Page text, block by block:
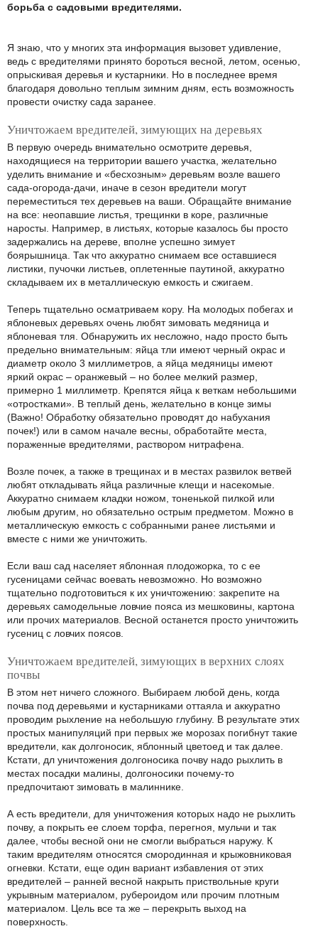
борьба с садовыми вредителями.
Я знаю, что у многих эта информация вызовет удивление,
ведь с вредителями принято бороться весной, летом, осенью,
опрыскивая деревья и кустарники. Но в последнее время
благодаря довольно теплым зимним дням, есть возможность
провести очистку сада заранее.
Уничтожаем вредителей, зимующих на деревьях
В первую очередь внимательно осмотрите деревья,
находящиеся на территории вашего участка, желательно
уделить внимание и «бесхозным» деревьям возле вашего
сада-огорода-дачи, иначе в сезон вредители могут
переместиться тех деревьев на ваши. Обращайте внимание
на все: неопавшие листья, трещинки в коре, различные
наросты. Например, в листьях, которые казалось бы просто
задержались на дереве, вполне успешно зимует
боярышница. Так что аккуратно снимаем все оставшиеся
листики, пучочки листьев, оплетенные паутиной, аккуратно
складываем их в металлическую емкость и сжигаем.
Теперь тщательно осматриваем кору. На молодых побегах и
яблоневых деревьях очень любят зимовать медяница и
яблоневая тля. Обнаружить их несложно, надо просто быть
предельно внимательным: яйца тли имеют черный окрас и
диаметр около 3 миллиметров, а яйца медяницы имеют
яркий окрас – оранжевый – но более мелкий размер,
примерно 1 миллиметр. Крепятся яйца к веткам небольшими
«отростками». В теплый день, желательно в конце зимы
(Важно! Обработку обязательно проводят до набухания
почек!) или в самом начале весны, обработайте места,
пораженные вредителями, раствором нитрафена.
Возле почек, а также в трещинах и в местах развилок ветвей
любят откладывать яйца различные клещи и насекомые.
Аккуратно снимаем кладки ножом, тоненькой пилкой или
любым другим, но обязательно острым предметом. Можно в
металлическую емкость с собранными ранее листьями и
вместе с ними же уничтожить.
Если ваш сад населяет яблонная плодожорка, то с ее
гусеницами сейчас воевать невозможно. Но возможно
тщательно подготовиться к их уничтожению: закрепите на
деревьях самодельные ловчие пояса из мешковины, картона
или прочих материалов. Весной останется просто уничтожить
гусениц с ловчих поясов.
Уничтожаем вредителей, зимующих в верхних слоях
почвы
В этом нет ничего сложного. Выбираем любой день, когда
почва под деревьями и кустарниками оттаяла и аккуратно
проводим рыхление на небольшую глубину. В результате этих
простых манипуляций при первых же морозах погибнут такие
вредители, как долгоносик, яблонный цветоед и так далее.
Кстати, дл уничтожения долгоносика почву надо рыхлить в
местах посадки малины, долгоносики почему-то
предпочитают зимовать в малиннике.
А есть вредители, для уничтожения которых надо не рыхлить
почву, а покрыть ее слоем торфа, перегноя, мульчи и так
далее, чтобы весной они не смогли выбраться наружу. К
таким вредителям относятся смородинная и крыжовниковая
огневки. Кстати, еще один вариант избавления от этих
вредителей – ранней весной накрыть приствольные круги
укрывным материалом, рубероидом или прочим плотным
материалом. Цель все та же – перекрыть выход на
поверхность.